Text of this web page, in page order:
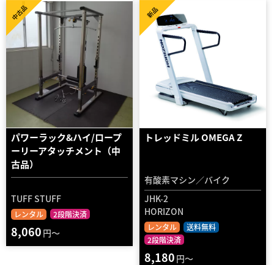
パワーラック&ハイ/ロープ
ーリーアタッチメント（中
古品）
TUFF STUFF
レンタル 2段階決済
中古品
8,060 円～
トレッドミル OMEGA Z
有酸素マシン／バイク
JHK-2
HORIZON
レンタル
送料無料
2段階決済
新品
8,180 円～